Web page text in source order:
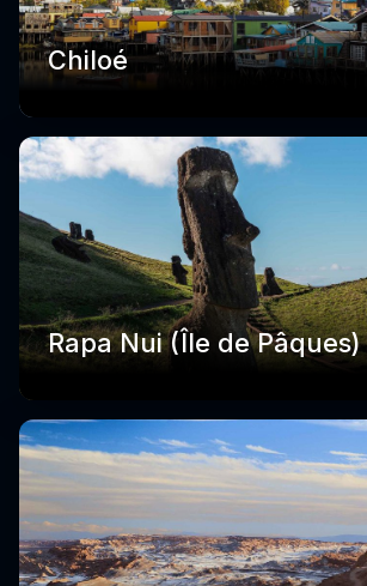
Chiloé
Rapa Nui (Île de Pâques)